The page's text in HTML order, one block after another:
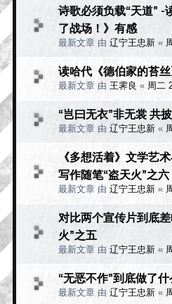
诗歌必须负载“天道” -
了战场！》有感
最新文章 由 辽宁王忠新 «
读哈代《德伯家的苔丝
最新文章 由 王霁良 « 周二
“岂曰无衣”非无裳 共
最新文章 由 辽宁王忠新 «
《多想活着》文学艺
写作随笔“盗天火”之六
最新文章 由 辽宁王忠新 «
对比两个宣传片到底
火”之五
最新文章 由 辽宁王忠新 «
“无恶不作”到底做了什
最新文章 由 辽宁王忠新 «